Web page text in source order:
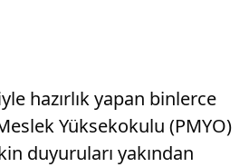
hazırlık yapan binlerce
Yüksekokulu (PMYO)
duyuruları yakından